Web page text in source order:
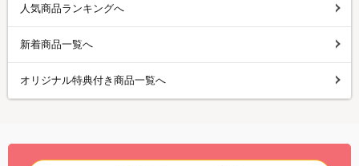
人気商品ランキングへ
新着商品一覧へ
オリジナル特典付き商品一覧へ